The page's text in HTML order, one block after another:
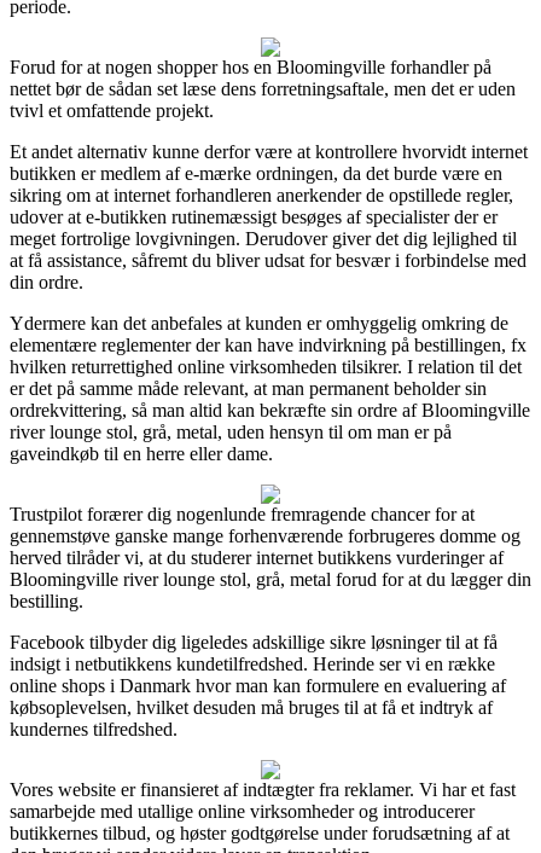
periode.
Forud for at nogen shopper hos en Bloomingville forhandler på
nettet bør de sådan set læse dens forretningsaftale, men det er uden
tvivl et omfattende projekt.
Et andet alternativ kunne derfor være at kontrollere hvorvidt internet
butikken er medlem af e-mærke ordningen, da det burde være en
sikring om at internet forhandleren anerkender de opstillede regler,
udover at e-butikken rutinemæssigt besøges af specialister der er
meget fortrolige lovgivningen. Derudover giver det dig lejlighed til
at få assistance, såfremt du bliver udsat for besvær i forbindelse med
din ordre.
Ydermere kan det anbefales at kunden er omhyggelig omkring de
elementære reglementer der kan have indvirkning på bestillingen, fx
hvilken returrettighed online virksomheden tilsikrer. I relation til det
er det på samme måde relevant, at man permanent beholder sin
ordrekvittering, så man altid kan bekræfte sin ordre af Bloomingville
river lounge stol, grå, metal, uden hensyn til om man er på
gaveindkøb til en herre eller dame.
Trustpilot forærer dig nogenlunde fremragende chancer for at
gennemstøve ganske mange forhenværende forbrugeres domme og
herved tilråder vi, at du studerer internet butikkens vurderinger af
Bloomingville river lounge stol, grå, metal forud for at du lægger din
bestilling.
Facebook tilbyder dig ligeledes adskillige sikre løsninger til at få
indsigt i netbutikkens kundetilfredshed. Herinde ser vi en række
online shops i Danmark hvor man kan formulere en evaluering af
købsoplevelsen, hvilket desuden må bruges til at få et indtryk af
kundernes tilfredshed.
Vores website er finansieret af indtægter fra reklamer. Vi har et fast
samarbejde med utallige online virksomheder og introducerer
butikkernes tilbud, og høster godtgørelse under forudsætning af at